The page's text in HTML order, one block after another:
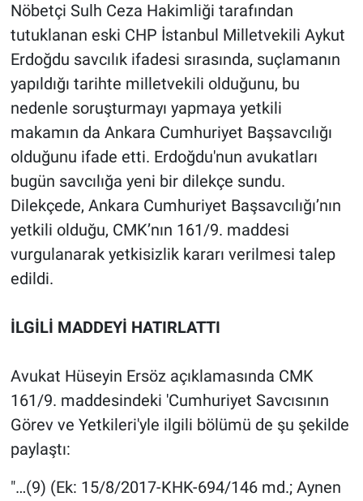
Nöbetçi Sulh Ceza Hakimliği tarafından
tutuklanan eski CHP İstanbul Milletvekili Aykut
Erdoğdu savcılık ifadesi sırasında, suçlamanın
yapıldığı tarihte milletvekili olduğunu, bu
nedenle soruşturmayı yapmaya yetkili
makamın da Ankara Cumhuriyet Başsavcılığı
olduğunu ifade etti. Erdoğdu'nun avukatları
bugün savcılığa yeni bir dilekçe sundu.
Dilekçede, Ankara Cumhuriyet Başsavcılığı’nın
yetkili olduğu, CMK’nın 161/9. maddesi
vurgulanarak yetkisizlik kararı verilmesi talep
edildi.
İLGİLİ MADDEYİ HATIRLATTI
Avukat Hüseyin Ersöz açıklamasında CMK
161/9. maddesindeki 'Cumhuriyet Savcısının
Görev ve Yetkileri'yle ilgili bölümü de şu şekilde
paylaştı:
"…(9) (Ek: 15/8/2017-KHK-694/146 md.; Aynen
Ne demişti
Nedir
Popüler
Programlar
Sağlık
Spor
Teknoloji
Türkiye'nin Geleceği
Yerel Gündem
Yerel Yaşam
Canlı Yayın